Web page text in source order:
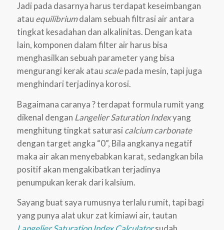
Jadi pada dasarnya harus terdapat keseimbangan
atau equilibriumdalam sebuah filtrasi air antara
tingkat kesadahan dan alkalinitas. Dengan kata
lain, komponen dalam filter air harus bisa
menghasilkan sebuah parameter yang bisa
mengurangi kerak atau scalepada mesin, tapi juga
menghindari terjadinya korosi.
Bagaimana caranya ? terdapat formula rumit yang
dikenal dengan Langelier Saturation Indexyang
menghitung tingkat saturasi calcium carbonate
dengan target angka “0”, Bila angkanya negatif
maka air akan menyebabkan karat, sedangkan bila
positif akan mengakibatkan terjadinya
penumpukan kerak dari kalsium.
Sayang buat saya rumusnya terlalu rumit, tapi bagi
yang punya alat ukur zat kimiawi air, tautan